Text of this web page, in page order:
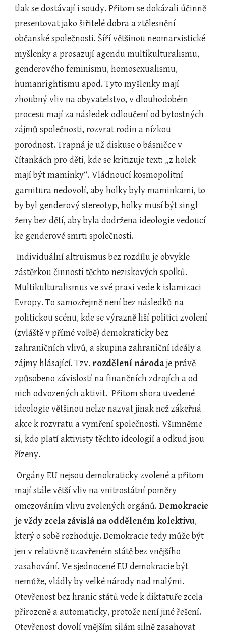
tlak se dostávají i soudy. Přitom se dokázali účinně
presentovat jako šiřitelé dobra a ztělesnění
občanské společnosti. Šíří většinou neomarxistické
myšlenky a prosazují agendu multikulturalismu,
genderového feminismu, homosexualismu,
humanrightismu apod. Tyto myšlenky mají
zhoubný vliv na obyvatelstvo, v dlouhodobém
procesu mají za následek odloučení od bytostných
zájmů společnosti, rozvrat rodin a nízkou
porodnost. Trapná je už diskuse o básničce v
čítankách pro děti, kde se kritizuje text: „z holek
mají být maminky“. Vládnoucí kosmopolitní
garnitura nedovolí, aby holky byly maminkami, to
by byl genderový stereotyp, holky musí být singl
ženy bez dětí, aby byla dodržena ideologie vedoucí
ke genderové smrti společnosti.
Individuální altruismus bez rozdílu je obvykle
zástěrkou činnosti těchto neziskových spolků.
Multikulturalismus ve své praxi vede k islamizaci
Evropy. To samozřejmě není bez následků na
politickou scénu, kde se výrazně liší politici zvolení
(zvláště v přímé volbě) demokraticky bez
zahraničních vlivů, a skupina zahraniční ideály a
zájmy hlásající. Tzv. rozdělení národa je právě
způsobeno závislostí na finančních zdrojích a od
nich odvozených aktivit.  Přitom shora uvedené
ideologie většinou nelze nazvat jinak než zákeřná
akce k rozvratu a vymření společnosti. Všimněme
si, kdo platí aktivisty těchto ideologií a odkud jsou
řízeny.
Orgány EU nejsou demokraticky zvolené a přitom
mají stále větší vliv na vnitrostátní poměry
omezováním vlivu zvolených orgánů. Demokracie
je vždy zcela závislá na odděleném kolektivu,
který o sobě rozhoduje. Demokracie tedy může být
jen v relativně uzavřeném státě bez vnějšího
zasahování. Ve sjednocené EU demokracie být
nemůže, vládly by velké národy nad malými.
Otevřenost bez hranic států vede k diktatuře zcela
přirozeně a automaticky, protože není jiné řešení.
Otevřenost dovolí vnějším silám silně zasahovat